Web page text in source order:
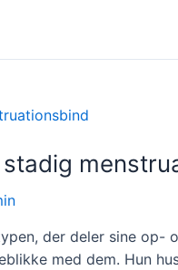
der deler sine op-
med dem. Hun